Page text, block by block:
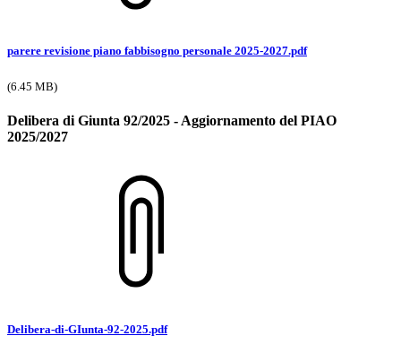
parere revisione piano fabbisogno personale 2025-2027.pdf
(6.45 MB)
Delibera di Giunta 92/2025 - Aggiornamento del PIAO
2025/2027
Delibera-di-GIunta-92-2025.pdf